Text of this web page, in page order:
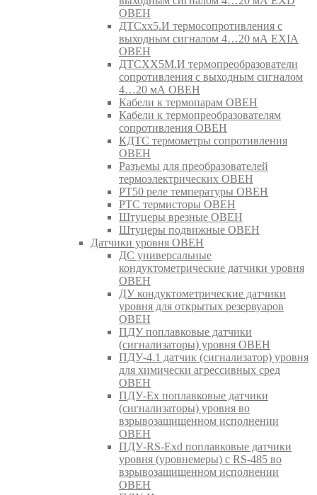
ОВЕН
ДТСхх5.И термосопротивления с
выходным сигналом 4…20 мА EXIA
ОВЕН
ДТСХХ5М.И термопреобразователи
сопротивления с выходным сигналом
4…20 мА ОВЕН
Кабели к термопарам ОВЕН
Кабели к термопреобразователям
сопротивления ОВЕН
КДТС термометры сопротивления
ОВЕН
Разъемы для преобразователей
термоэлектрических ОВЕН
РТ50 реле температуры ОВЕН
РТС термисторы ОВЕН
Штуцеры врезные ОВЕН
Штуцеры подвижные ОВЕН
Датчики уровня ОВЕН
ДС универсальные
кондуктометрические датчики уровня
ОВЕН
ДУ кондуктометрические датчики
уровня для открытых резервуаров
ОВЕН
ПДУ поплавковые датчики
(сигнализаторы) уровня ОВЕН
ПДУ-4.1 датчик (сигнализатор) уровня
для химически агрессивных сред
ОВЕН
ПДУ-Ex поплавковые датчики
(сигнализаторы) уровня во
взрывозащищенном исполнении
ОВЕН
ПДУ-RS-Exd поплавковые датчики
уровня (уровнемеры) с RS-485 во
взрывозащищенном исполнении
ОВЕН